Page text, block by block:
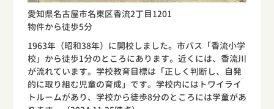
愛知県名古屋市名東区香流2丁目1201
物件から徒歩5分
1963年（昭和38年）に開校しました。市バス「香流小学
校」から徒歩1分のところにあります。近くには、香流川
が流れています。学校教育目標は「正しく判断し、自発
的に取り組む児童の育成」です。学校内にはトワイライ
トルームがあり、学校から徒歩8分のところには学童があ